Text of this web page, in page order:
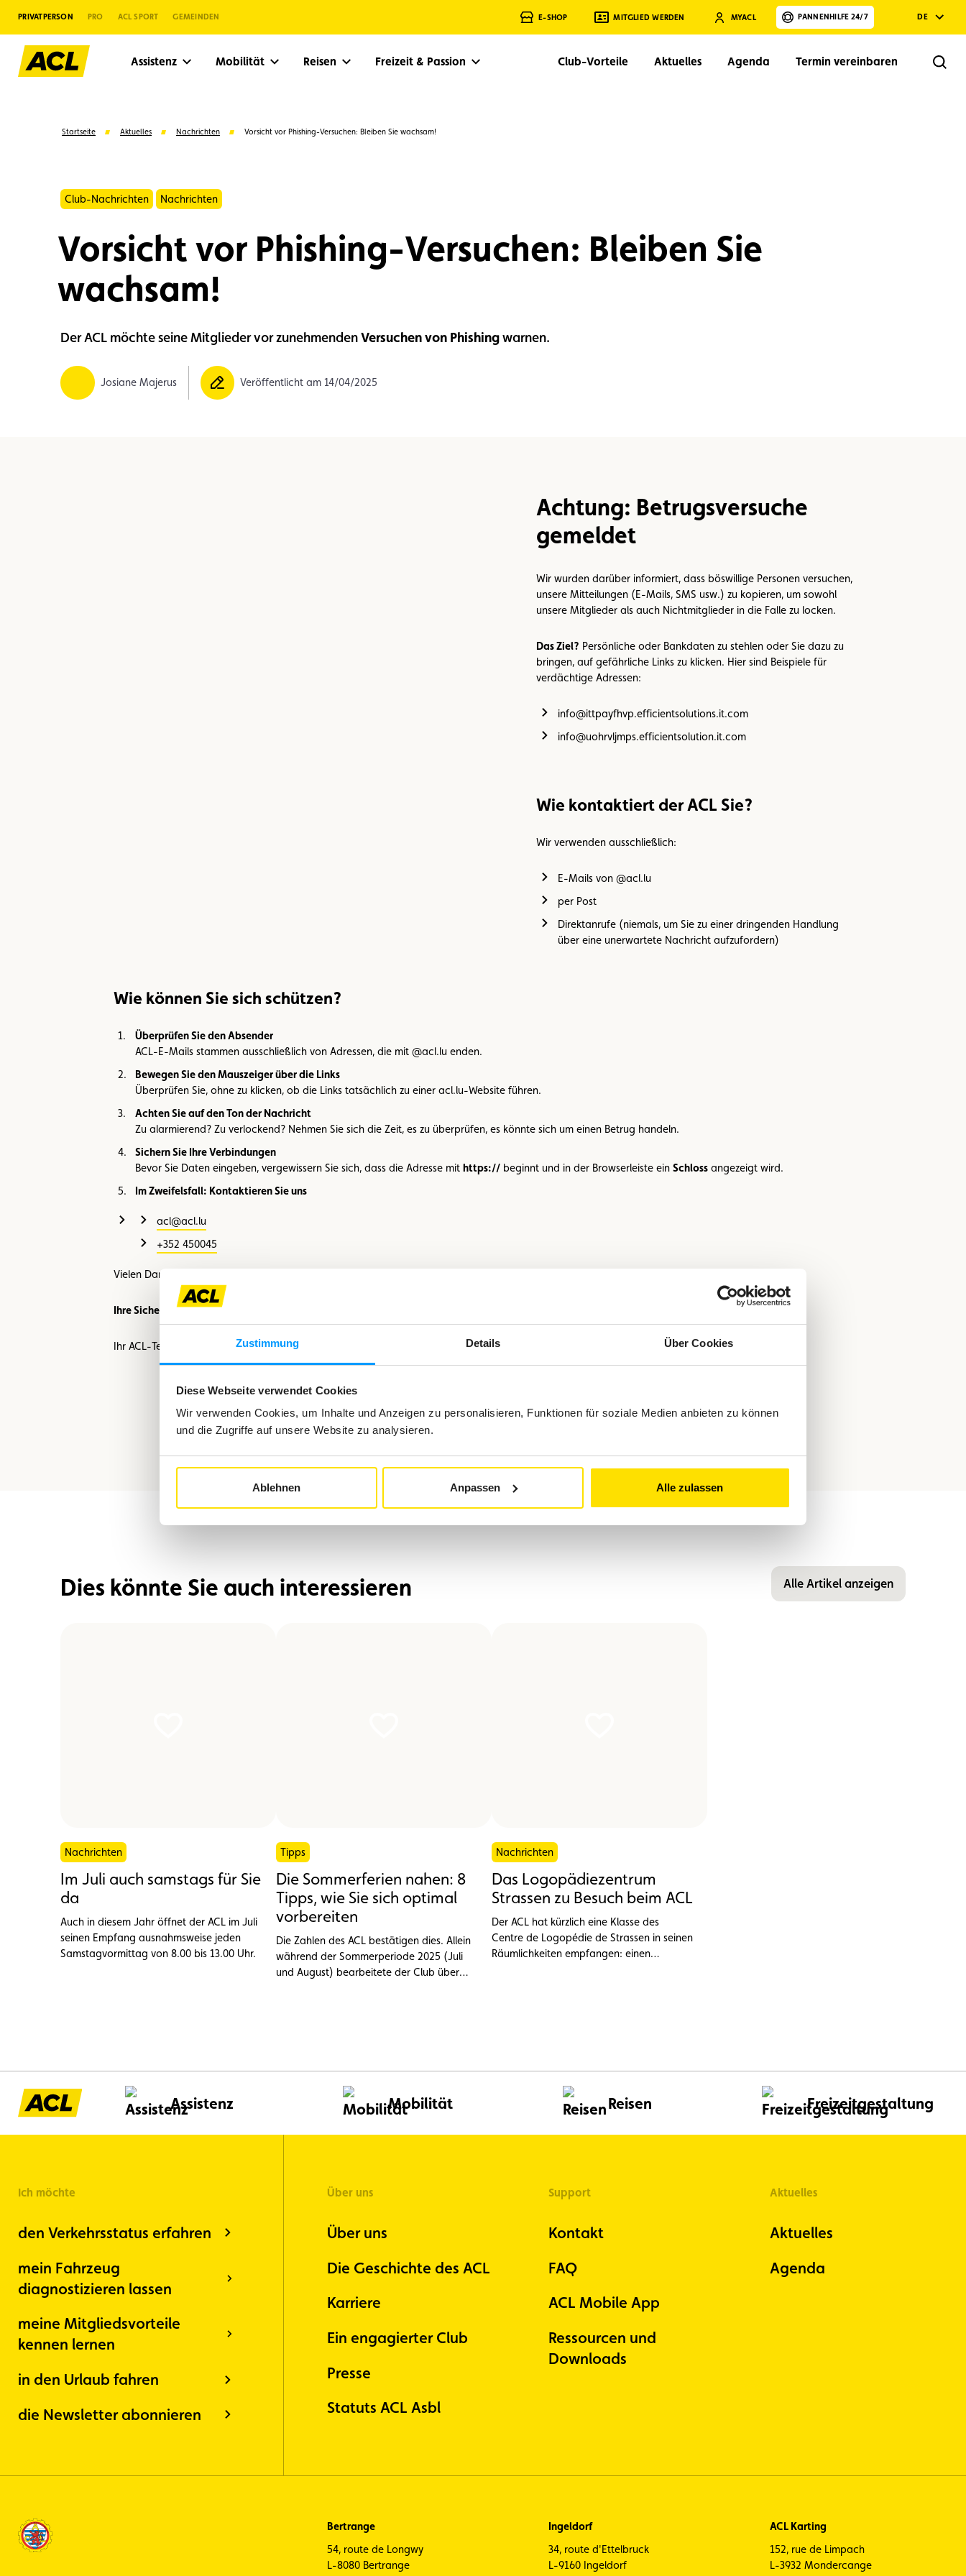
Zustimmung Details Über Cookies
Diese Webseite verwendet Cookies
Wir verwenden Cookies, um Inhalte und Anzeigen zu personalisieren, Funktionen für soziale Medien anbieten zu können
und die Zugriffe auf unsere Website zu analysieren.
Ablehnen Anpassen Alle zulassen
PRIVATPERSON PRO ACL SPORT GEMEINDEN E-SHOP MITGLIED WERDEN MYACL PANNENHILFE 24/7 DE
Assistenz Mobilität Reisen Freizeit & Passion Club-Vorteile Aktuelles Agenda Termin vereinbaren
Vorschläge
Mitglied Mitgliedervorteile Vignetten Umweltplakette Kaufvertrag
Startseite Aktuelles Nachrichten Vorsicht vor Phishing-Versuchen: Bleiben Sie wachsam!
Club-Nachrichten Nachrichten
Vorsicht vor Phishing-Versuchen: Bleiben Sie
wachsam!
Der ACL möchte seine Mitglieder vor zunehmendenVersuchen von Phishingwarnen.
Josiane Majerus Veröffentlicht am 14/04/2025
Achtung: Betrugsversuche
gemeldet
Wir wurden darüber informiert, dass böswillige Personen versuchen,
unsere Mitteilungen (E-Mails, SMS usw.) zu kopieren, um sowohl
unsere Mitglieder als auch Nichtmitglieder in die Falle zu locken.
Das Ziel? Persönliche oder Bankdaten zu stehlen oder Sie dazu zu
bringen, auf gefährliche Links zu klicken. Hier sind Beispiele für
verdächtige Adressen:
info@ittpayfhvp.efficientsolutions.it.com
info@uohrvljmps.efficientsolution.it.com
Wie kontaktiert der ACL Sie?
Wir verwenden ausschließlich:
E-Mails von @acl.lu
per Post
Direktanrufe (niemals, um Sie zu einer dringenden Handlung
über eine unerwartete Nachricht aufzufordern)
Wie können Sie sich schützen?
Überprüfen Sie den Absender
ACL-E-Mails stammen ausschließlich von Adressen, die mit @acl.lu enden.
Bewegen Sie den Mauszeiger über die Links
Überprüfen Sie, ohne zu klicken, ob die Links tatsächlich zu einer acl.lu-Website führen.
Achten Sie auf den Ton der Nachricht
Zu alarmierend? Zu verlockend? Nehmen Sie sich die Zeit, es zu überprüfen, es könnte sich um einen Betrug handeln.
Sichern Sie Ihre Verbindungen
Bevor Sie Daten eingeben, vergewissern Sie sich, dass die Adresse mit https://beginnt und in der Browserleiste ein Schlossangezeigt wird.
Im Zweifelsfall: Kontaktieren Sie uns
acl@acl.lu
+352 450045
Vielen Dank für Ihre Aufmerksamkeit.
Ihre Sicherheit hat für uns Priorität.
Ihr ACL-Team
Dies könnte Sie auch interessieren Alle Artikel anzeigen
Nachrichten
Im Juli auch samstags für Sie
da
Auch in diesem Jahr öffnet der ACL im Juli
seinen Empfang ausnahmsweise jeden
Samstagvormittag von 8.00 bis 13.00 Uhr.
Tipps
Die Sommerferien nahen: 8
Tipps, wie Sie sich optimal
vorbereiten
Die Zahlen des ACL bestätigen dies. Allein
während der Sommerperiode 2025 (Juli
und August) bearbeitete der Club über
vorbeugende Wartung weitgehend
vermeiden lassen.
Nachrichten
Das Logopädiezentrum
Strassen zu Besuch beim ACL
Der ACL hat kürzlich eine Klasse des
Centre de Logopédie de Strassen in seinen
Räumlichkeiten empfangen: einen
Assistenz Mobilität Reisen Freizeitgestaltung
Ich möchte
den Verkehrsstatus erfahren
mein Fahrzeug
diagnostizieren lassen
meine Mitgliedsvorteile
kennen lernen
in den Urlaub fahren
die Newsletter abonnieren
Über uns
Über uns
Die Geschichte des ACL
Karriere
Ein engagierter Club
Presse
Statuts ACL Asbl
Support
Kontakt
FAQ
ACL Mobile App
Ressourcen und
Downloads
Aktuelles
Aktuelles
Agenda
Bertrange
54, route de Longwy
L-8080 Bertrange
Ingeldorf
34, route d'Ettelbruck
L-9160 Ingeldorf
ACL Karting
152, rue de Limpach
L-3932 Mondercange